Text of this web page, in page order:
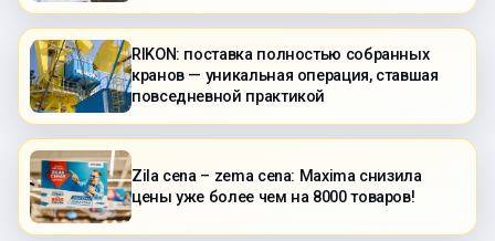
RIKON: поставка полностью собранных
кранов — уникальная операция, ставшая
повседневной практикой
Zila cena – zema cena: Maxima снизила
цены уже более чем на 8000 товаров!